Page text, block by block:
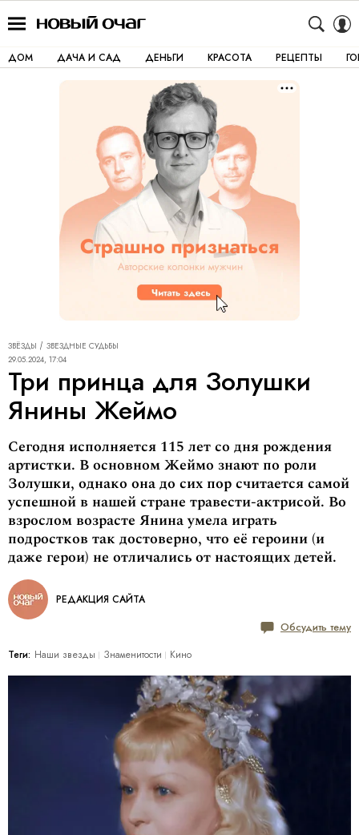
ДОМ ДАЧА И САД ДЕНЬГИ КРАСОТА РЕЦЕПТЫ
ЗВЁЗДЫ
ЗВЕЗДНЫЕ СУДЬБЫ
29.05.2024, 17:04
Три принца для Золушки
Янины Жеймо
Сегодня исполняется 115 лет со дня рождения
артистки. В основном Жеймо знают по роли
Золушки, однако она до сих пор считается самой
успешной в нашей стране травести-актрисой. Во
взрослом возрасте Янина умела играть
подростков так достоверно, что её героини (и
даже герои) не отличались от настоящих детей.
РЕДАКЦИЯ САЙТА
Обсудить тему
Теги: Наши звезды Знаменитости Кино